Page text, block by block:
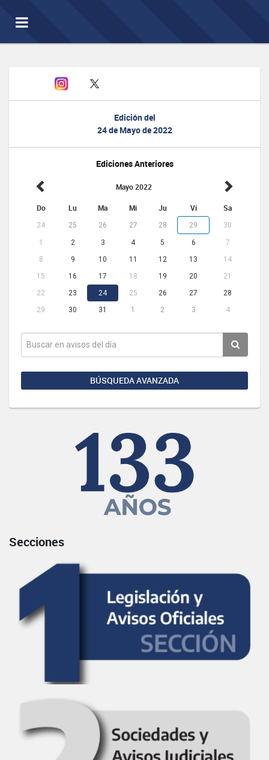
Toggle
navigation
Edición del
24 de Mayo de 2022
Ediciones Anteriores
Mayo 2022
Do Lu Ma Mi Ju Vi Sa
24 25 26 27 28 29 30
1 2 3 4 5 6
7
8
9 10 11 12 13
14
15
16 17 18 19 20
21
22
23 24 25 26 27
28
29
30 31 1 2 3 4
BÚSQUEDA AVANZADA
Secciones